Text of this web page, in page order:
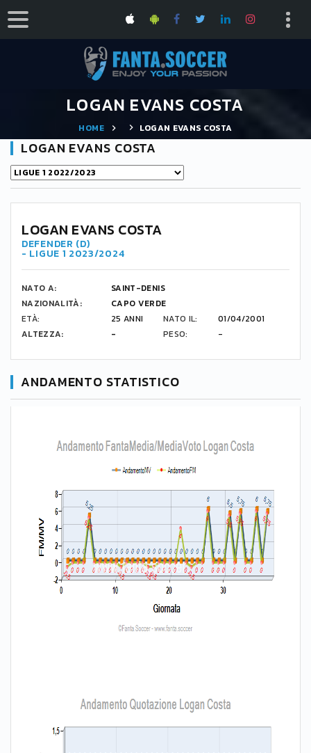
LOGAN EVANS COSTA
HOME LOGAN EVANS COSTA
LOGAN EVANS COSTA
6
LOGAN EVANS COSTA
DEFENDER (D)
- LIGUE 1 2023/2024
NATO A:
SAINT-DENIS
NAZIONALITÀ:
CAPO VERDE
ETÀ:
25 ANNI NATO IL:
01/04/2001
ALTEZZA:
- PESO: -
ANDAMENTO STATISTICO